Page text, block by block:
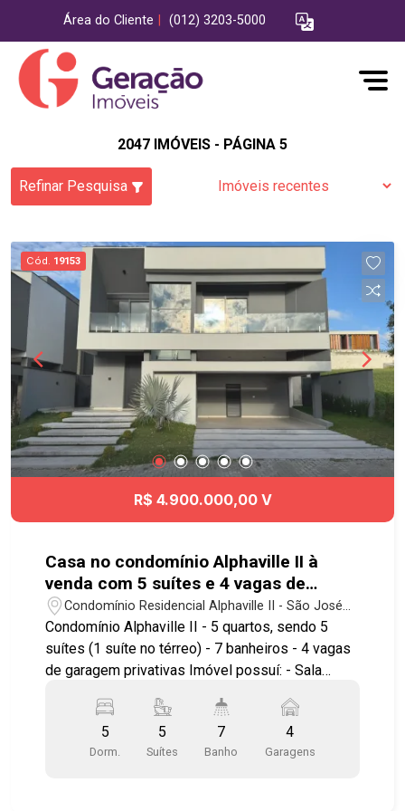
Área do Cliente (012) 3203-5000
2047 IMÓVEIS - PÁGINA 5
Refinar Pesquisa
Cód. 19153
R$ 4.900.000,00 V
Casa no condomínio Alphaville II à
venda com 5 suítes e 4 vagas de
garagem - 420 m²- No bairro Urbanova
- SJC
Condomínio Residencial Alphaville II - São José
dos Campos/SP
Condomínio Alphaville II - 5 quartos, sendo 5
suítes (1 suíte no térreo) - 7 banheiros - 4 vagas
de garagem privativas Imóvel possuí: - Sala
balcão em ilha - Área gourmet integrada - Piscina
com 21m² - Suíte master com closet e banheira
de imersão - Projeto arquitetônico Ohira - Infra
5
Dorm.
5
Suítes
7
Banho
4
Garagens